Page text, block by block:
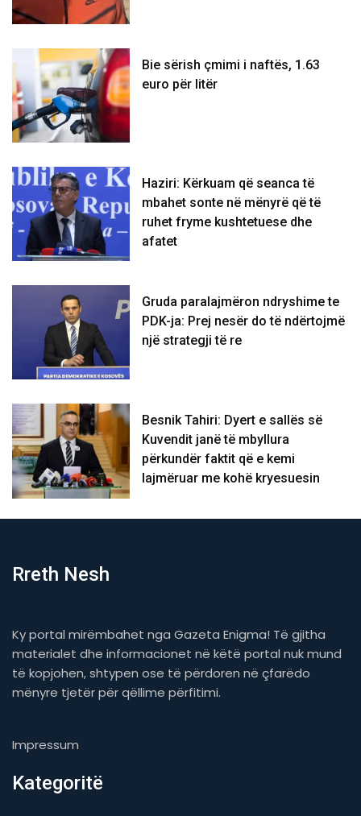
Bie sërish çmimi i naftës, 1.63
euro për litër
Haziri: Kërkuam që seanca të
mbahet sonte në mënyrë që të
ruhet fryme kushtetuese dhe
afatet
Gruda paralajmëron ndryshime te
PDK-ja: Prej nesër do të ndërtojmë
një strategji të re
Besnik Tahiri: Dyert e sallës së
Kuvendit janë të mbyllura
përkundër faktit që e kemi
lajmëruar me kohë kryesuesin
Rreth Nesh
Ky portal mirëmbahet nga Gazeta Enigma! Të gjitha
materialet dhe informacionet në këtë portal nuk mund
të kopjohen, shtypen ose të përdoren në çfarëdo
mënyre tjetër për qëllime përfitimi.
Impressum
Kategoritë